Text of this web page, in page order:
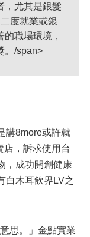
，尤其是銀髮
度就業或銀
職場環境，
。/span>
講8more或許就
店，訴求使用台
，成功開創健康
白木耳飲界LV之
思。」金點實業